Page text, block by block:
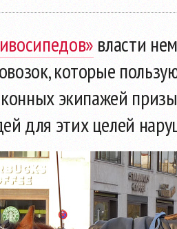
власти
которые
конных экипажей
для этих целей